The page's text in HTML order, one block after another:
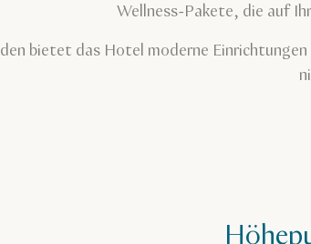
Wellness-Pakete, die auf
bietet das Hotel moderne